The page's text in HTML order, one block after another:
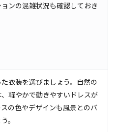
ンの混雑状況も確認しておき
衣装を選びましょう。自然の
軽やかで動きやすいドレスが
の色やデザインも風景とのバ
。